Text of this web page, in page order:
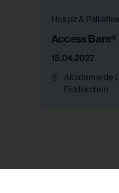
Access
15.04.2027
Akademie de
Feldkirchen